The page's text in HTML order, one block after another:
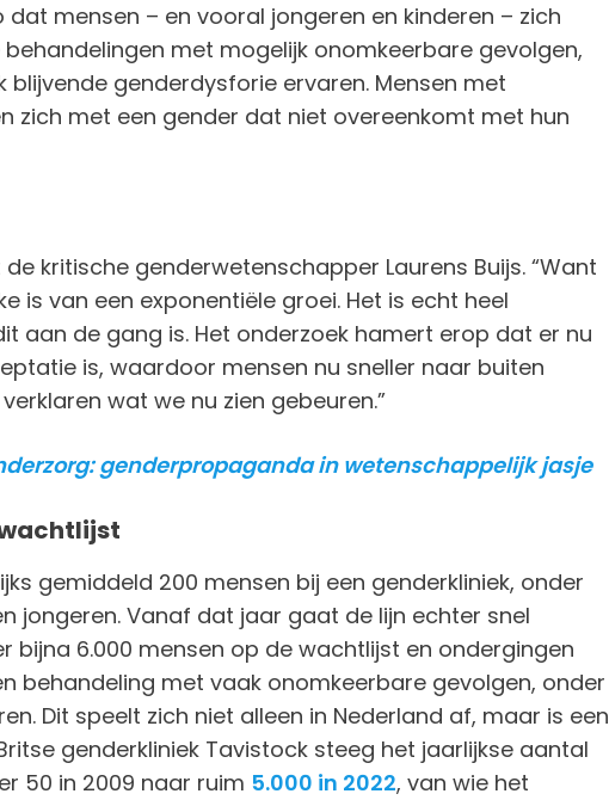
mensen – en vooral jongeren en kinderen – zich
met mogelijk onomkeerbare gevolgen,
blijvende genderdysforie ervaren. Mensen met
zich met een gender dat niet overeenkomt met hun
de kritische genderwetenschapper Laurens Buijs. “Want
is van een exponentiële groei. Het is echt heel
aan de gang is. Het onderzoek hamert erop dat er nu
is, waardoor mensen nu sneller naar buiten
wat we nu zien gebeuren.”
genderpropaganda in wetenschappelijk jasje
gemiddeld 200 mensen bij een genderkliniek, onder
jongeren. Vanaf dat jaar gaat de lijn echter snel
bijna 6.000 mensen op de wachtlijst en ondergingen
behandeling met vaak onomkeerbare gevolgen, onder
Dit speelt zich niet alleen in Nederland af, maar is een
genderkliniek Tavistock steeg het jaarlijkse aantal
50 in 2009 naar ruim 5.000 in 2022, van wie het